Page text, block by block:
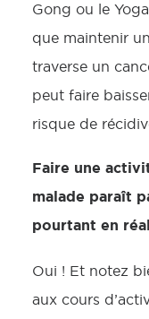
Gong ou le
que maintenir
traverse un
peut faire
risque de
Faire une
malade paraît
pourtant en
Oui ! Et notez
aux cours